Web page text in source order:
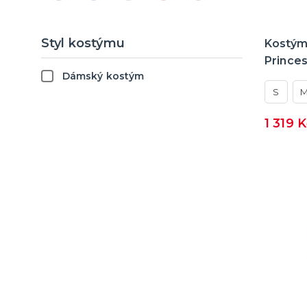
Ostatní doplňky
Retro párty
St. Patrick's Day Párty
Vesmírná párty
Styl kostýmu
Dámský kostým
S M
1 319